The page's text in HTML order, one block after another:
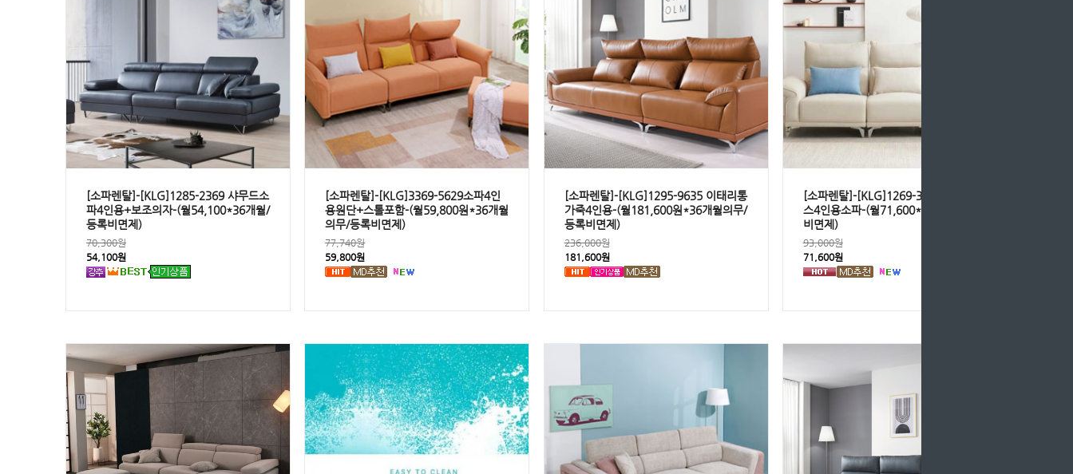
[소파렌탈]-[KLG]1285-2369 샤무드소
파4인용+보조의자-(월54,100*36개월/
등록비면제)
70,300원
54,100원
[소파렌탈]-[KLG]3369-5629소파4인
용원단+스톨포함-(월59,800원*36개월
의무/등록비면제)
77,740원
59,800원
[소파렌탈]-[KLG]1295-9635 이태리통
가죽4인용-(월181,600원*36개월의무/
등록비면제)
236,000원
181,600원
[소파렌탈]-[KLG]1269-3265 아쿠아텍
스4인용소파-(월71,600*36개월/등록
비면제)
93,000원
71,600원